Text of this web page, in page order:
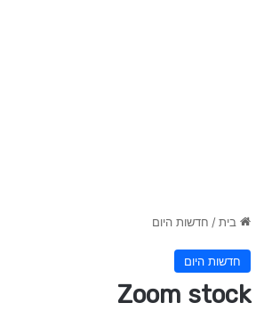
בית/ חדשות היום
חדשות היום
Zoom stock